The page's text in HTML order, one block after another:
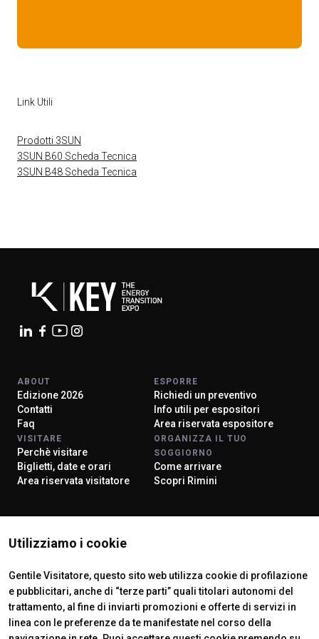
Link Utili
Prodotti 3SUN
3SUN B60 Scheda Tecnica
3SUN B48 Scheda Tecnica
Utilizziamo i cookie
Gentile Visitatore, questo sito web utilizza cookie di profilazione
e pubblicitari, anche di “terze parti” quali titolari autonomi del
trattamento, al fine di inviarti promozioni e offerte di servizi in
linea con le preferenze da te manifestate nel corso della
ABOUT
Edizione 2026
Contatti
Faq
ESPORRE
Richiedi un preventivo
Info utili per espositori
Area riservata espositore
VISITARE
Perchè visitare
Biglietti, date e orari
Area riservata visitatore
ORGANIZZA IL TUO
SOGGIORNO
Come arrivare
Scopri Rimini
ISTITUTI CERTIFICATORI